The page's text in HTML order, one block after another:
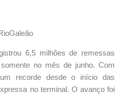
6,5 milhões de remessas
no mês de junho. Com
recorde desde o início das
no terminal. O avanço foi